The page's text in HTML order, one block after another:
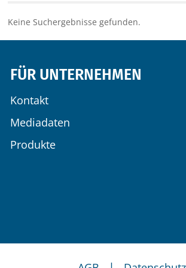
Keine Suchergebnisse gefunden.
FÜR UNTERNEHMEN
Kontakt
Mediadaten
Produkte